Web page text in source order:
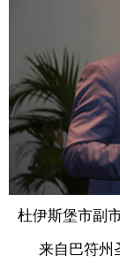
杜伊斯堡市副
来自巴符州圣